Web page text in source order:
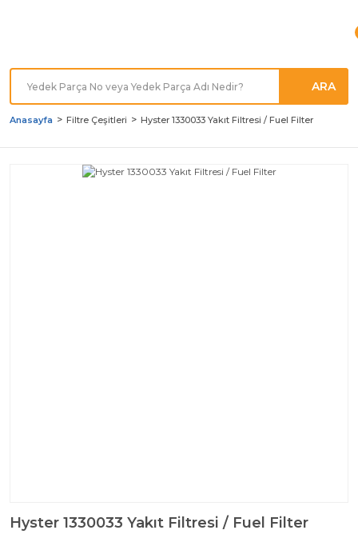
ARA
Anasayfa Filtre Çeşitleri Hyster 1330033 Yakıt Filtresi / Fuel Filter
Hyster 1330033 Yakıt Filtresi / Fuel Filter